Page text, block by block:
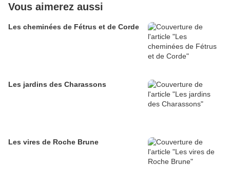
Vous aimerez aussi
Les cheminées de Fétrus et de Corde
Les jardins des Charassons
Les vires de Roche Brune